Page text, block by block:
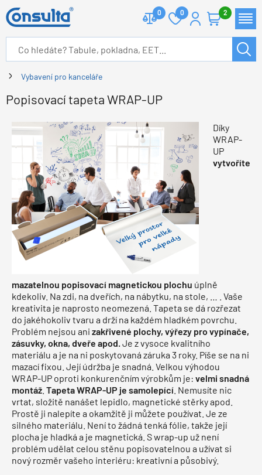
0 0 2
Vybavení pro kanceláře
Popisovací tapeta WRAP-UP
Díky
WRAP-
UP
vytvoříte
mazatelnou popisovací magnetickou plochu úplně
kdekoliv. Na zdi, na dveřích, na nábytku, na stole, … . Vaše
kreativita je naprosto neomezená. Tapeta se dá rozřezat
do jakéhokoliv tvaru a drží na každém hladkém povrchu.
Problém nejsou ani zakřivené plochy, výřezy pro vypínače,
zásuvky, okna, dveře apod.Je z vysoce kvalitního
materiálu a je na ni poskytovaná záruka 3 roky. Píše se na ni
mazací fixou. Její údržba je snadná. Velkou výhodou
WRAP-UP oproti konkurenčním výrobkům je: velmi snadná
montáž Tapeta WRAP-UP je samolepící . Nemusíte nic
vrtat, složitě nanášet lepidlo, magnetické stěrky apod.
Prostě ji nalepíte a okamžitě ji můžete používat. Je ze
silného materiálu. Není to žádná tenká fólie, takže její
plocha je hladká a je magnetická. S wrap-up už není
problém udělat celou stěnu popisovatelnou a užívat si
nový rozměr vašeho interiéru: kreativní a působivý.